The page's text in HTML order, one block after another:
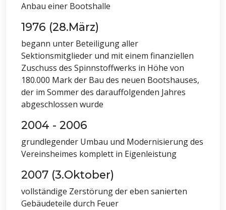
Anbau einer Bootshalle
1976 (28.März)
begann unter Beteiligung aller
Sektionsmitglieder und mit einem finanziellen
Zuschuss des Spinnstoffwerks in Höhe von
180.000 Mark der Bau des neuen Bootshauses,
der im Sommer des darauffolgenden Jahres
abgeschlossen wurde
2004 - 2006
grundlegender Umbau und Modernisierung des
Vereinsheimes komplett in Eigenleistung
2007 (3.Oktober)
vollständige Zerstörung der eben sanierten
Gebäudeteile durch Feuer